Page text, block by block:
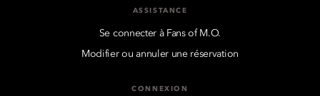
ASSISTANCE
Se connecter à Fans of M.O.
Modifier ou annuler une réservation
CONNEXION